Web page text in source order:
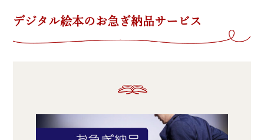
デジタル絵本のお急ぎ納品サービス